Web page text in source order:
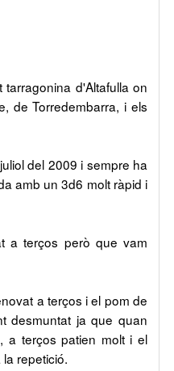
d'Altafulla on
de Torredembarra, i els
del 2009 i sempre ha
amb un 3d6 molt ràpid i
a terços però que vam
a terços i el pom de
desmuntat ja que quan
a terços patien molt i el
repetició.